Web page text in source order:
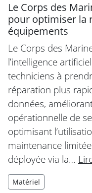
Le Corps des
pour optimiser la
équipements
Le Corps des
l’intelligence
techniciens à
réparation plus
données,
opérationnelle de
optimisant
maintenance
déployée via la…
Matériel